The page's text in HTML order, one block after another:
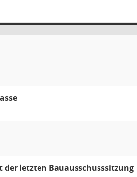
der letzten Bauausschusssitzung